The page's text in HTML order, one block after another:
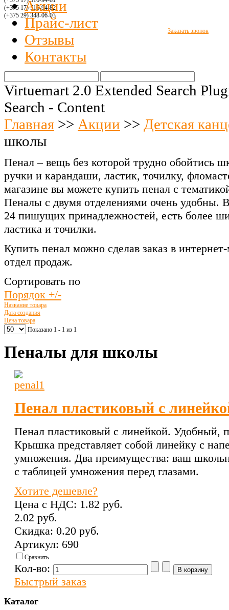
(+375 17) 516-94-82
(+375 29) 348-06-03
Заказать звонок
Акции
Прайс-лист
Отзывы
Контакты
Virtuemart 2.0 Extended Search
Search - Content
Главная >> Акции >> Детская
школы
Пенал – вещь без которой трудно обойтись
ручки и карандаши, ластик, точилку,
магазине вы можете купить пенал с
Пеналы с двумя отделениями очень удобны.
24 пишущих принадлежностей, есть более
ластика и точилки.
Купить пенал можно сделав заказ в
отдел продаж.
Сортировать по
Порядок +/-
Название товара
Дата создания
Цена товара
Показано 1 - 1 из 1
Пеналы для школы
Пенал пластиковый с
Пенал пластиковый с линейкой. Удобный,
Крышка представляет собой линейку с
умножения. Два преимущества: ваш
с таблицей умножения перед глазами.
Хотите дешевле?
Цена с НДС: 1.82 pуб.
2.02 pуб.
Скидка: 0.20 pуб.
Артикул: 690
Сравнить
Кол-во:
Быстрый заказ
Каталог